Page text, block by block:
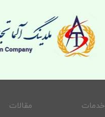
خدمات مقالات